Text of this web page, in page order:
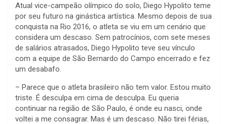
Atual vice-campeão olímpico do solo, Diego Hypolito teme
por seu futuro na ginástica artística. Mesmo depois de sua
conquista na Rio 2016, o atleta se viu em um cenário que
considera um descaso. Sem patrocínios, com sete meses
de salários atrasados, Diego Hypolito teve seu vínculo
com a equipe de São Bernardo do Campo encerrado e fez
um desabafo.
– Parece que o atleta brasileiro não tem valor. Estou muito
triste. É desculpa em cima de desculpa. Eu queria
continuar na região de São Paulo, é onde eu nasci, onde
voltei a me consagrar. Mas é um descaso. Não tirei férias,